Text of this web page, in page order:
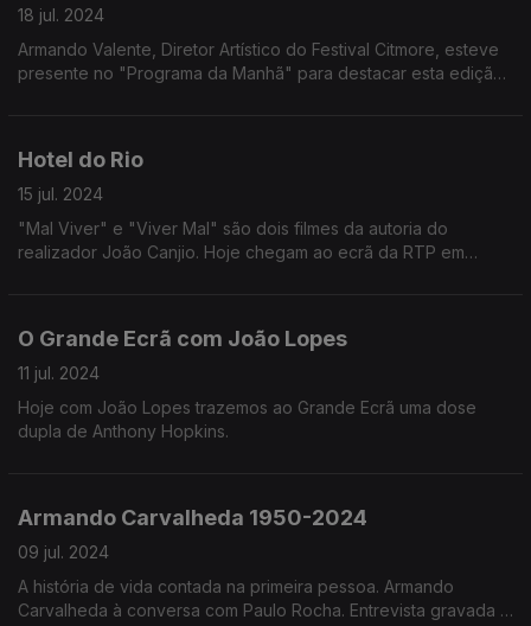
18 jul. 2024
Armando Valente, Diretor Artístico do Festival Citmore, esteve
presente no "Programa da Manhã" para destacar esta edição
Hotel do Rio
15 jul. 2024
"Mal Viver" e "Viver Mal" são dois filmes da autoria do
realizador João Canjio. Hoje chegam ao ecrã da RTP em
O Grande Ecrã com João Lopes
11 jul. 2024
Hoje com João Lopes trazemos ao Grande Ecrã uma dose
dupla de Anthony Hopkins.
Armando Carvalheda 1950-2024
09 jul. 2024
A história de vida contada na primeira pessoa. Armando
Carvalheda à conversa com Paulo Rocha. Entrevista gravada a